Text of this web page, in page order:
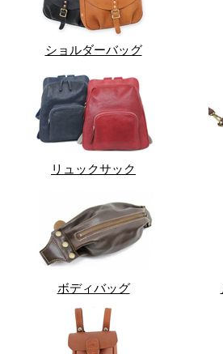
ショルダーバッグ
リュックサック
ボディバッグ